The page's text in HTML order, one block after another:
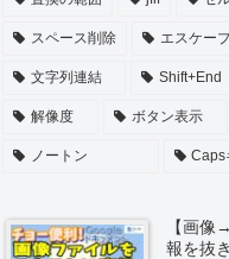
スペース削除 エスケー
文字列連結 Shift+End
解像度 ボタン表示
ノートン Caps
【画
報を抜